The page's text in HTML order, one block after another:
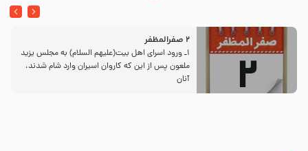
2 صفرالمظفر
1ـ ورود اسراى اهل بیت‌(علیهم السلام) به مجلس یزید
ملعون پس از این كه كاروان اسیران وارد شام شدند،
آنان